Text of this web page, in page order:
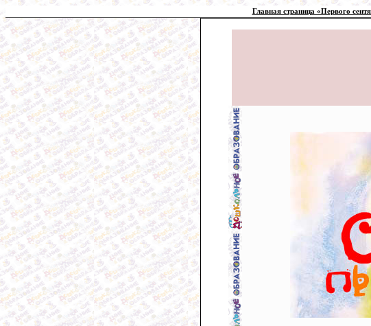
Главная страница «Первого